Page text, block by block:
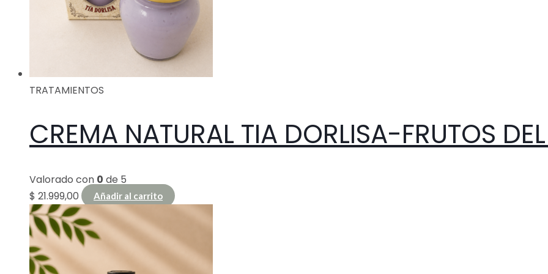
TRATAMIENTOS
CREMA NATURAL TIA DORLISA-FRUTOS
Valorado con 0 de 5
$ 21.999,00 Añadir al carrito